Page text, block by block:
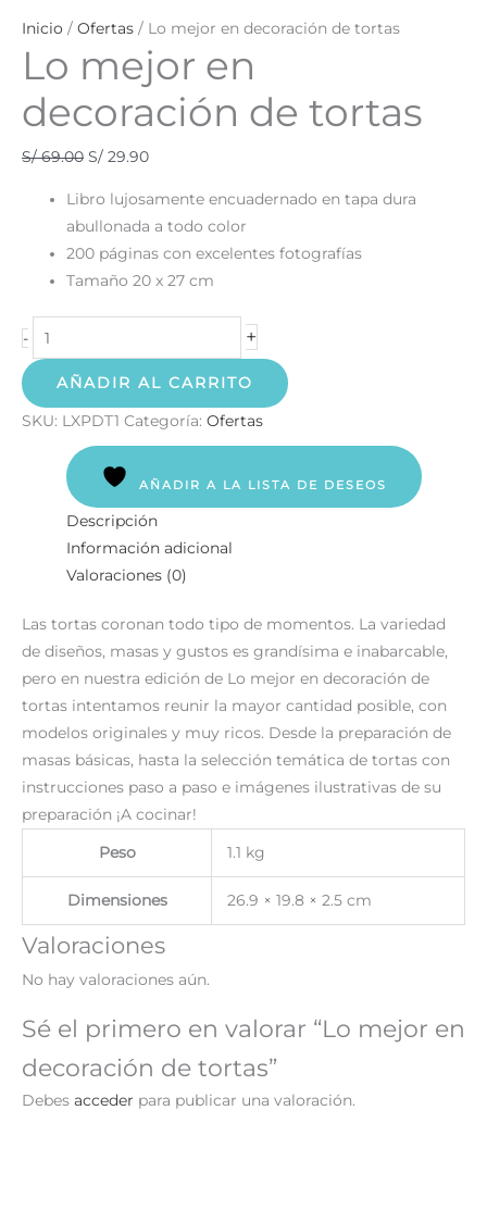
Inicio / Ofertas / Lo mejor en decoración de tortas
Lo mejor en
decoración de tortas
S/69.00 S/ 29.90
Libro lujosamente encuadernado en tapa dura
abullonada a todo color
200 páginas con excelentes fotografías
Tamaño 20 x 27 cm
- +
AÑADIR AL CARRITO
SKU: LXPDT1 Categoría: Ofertas
AÑADIR A LA LISTA DE DESEOS
Descripción
Información adicional
Valoraciones (0)
Las tortas coronan todo tipo de momentos. La variedad
de diseños, masas y gustos es grandísima e inabarcable,
pero en nuestra edición de Lo mejor en decoración de
tortas intentamos reunir la mayor cantidad posible, con
modelos originales y muy ricos. Desde la preparación de
masas básicas, hasta la selección temática de tortas con
instrucciones paso a paso e imágenes ilustrativas de su
preparación ¡A cocinar!
Peso 1.1 kg
Dimensiones 26.9 × 19.8 × 2.5 cm
Valoraciones
No hay valoraciones aún.
Sé el primero en valorar “Lo mejor en
decoración de tortas”
Debes acceder para publicar una valoración.